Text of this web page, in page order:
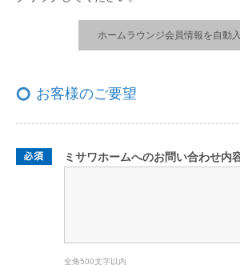
ホームラウンジ会員情報を自動
お客様のご要望
ミサワホームへのお問い合わせ内
全角500文字以内